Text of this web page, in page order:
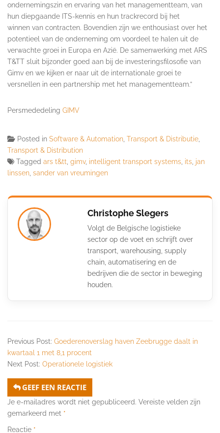
ondernemingszin en ervaring van het managementteam, van
hun diepgaande ITS-kennis en hun trackrecord bij het
winnen van contracten. Bovendien zijn we enthousiast over het
potentieel van de onderneming om voordeel te halen uit de
verwachte groei in Europa en Azië. De samenwerking met ARS
T&TT sluit bijzonder goed aan bij de investeringsfilosofie van
Gimv en we kijken er naar uit de internationale groei te
versnellen in een partnership met het managementteam.”
Persmededeling GIMV
Posted in Software & Automation Transport & Distributie
Transport & Distribution
Tagged ars t&tt gimv, intelligent transport systems its jan
linssen sander van vreumingen
Christophe Slegers
Volgt de Belgische logistieke
sector op de voet en schrijft over
transport, warehousing, supply
chain, automatisering en de
bedrijven die de sector in beweging
houden.
Previous Post: Goederenoverslag haven Zeebrugge daalt in
kwartaal 1 met 8,1 procent
Next Post: Operationele logistiek
GEEF EEN REACTIE
Je e-mailadres wordt niet gepubliceerd. Vereiste velden zijn
gemarkeerd met *
Reactie *